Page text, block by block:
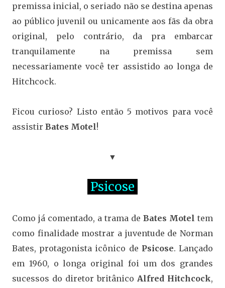
premissa inicial, o seriado não se destina apenas
ao público juvenil ou unicamente aos fãs da obra
original, pelo contrário, da pra embarcar
tranquilamente na premissa sem
necessariamente você ter assistido ao longa de
Hitchcock.
Ficou curioso? Listo então 5 motivos para você
assistir Bates Motel!
▼
Psicose
Como já comentado, a trama de Bates Motel tem
como finalidade mostrar a juventude de Norman
Bates, protagonista icônico de Psicose. Lançado
em 1960, o longa original foi um dos grandes
sucessos do diretor britânico Alfred Hitchcock,